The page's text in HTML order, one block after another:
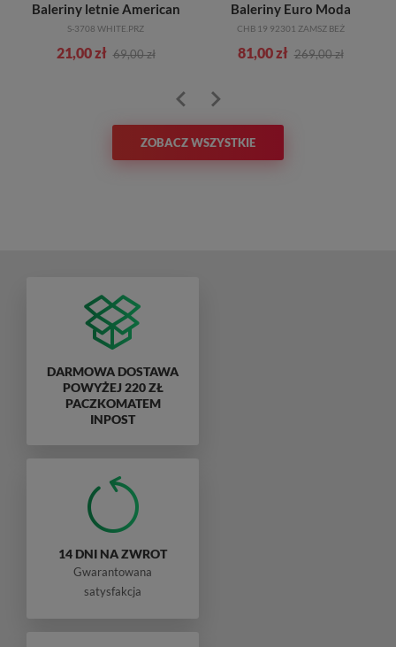
Baleriny letnie American
S-3708 WHITE.PRZ
21,00 zł 69,00 zł
Baleriny Euro Moda
CHB 19 92301 ZAMSZ BEŻ
81,00 zł 269,00 zł
ZOBACZ WSZYSTKIE
DARMOWA DOSTAWA
POWYŻEJ 220 ZŁ
PACZKOMATEM
INPOST
14 DNI NA ZWROT
Gwarantowana
satysfakcja